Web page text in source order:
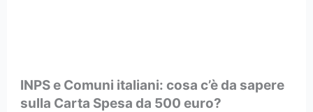
INPS e Comuni italiani: cosa c’è da sapere
sulla Carta Spesa da 500 euro?